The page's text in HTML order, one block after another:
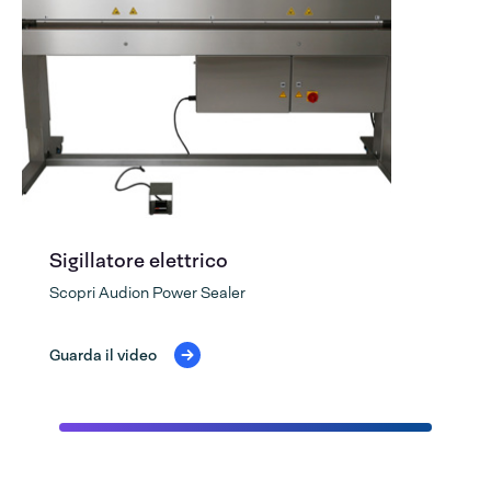
Sigillatore elettrico
Scopri Audion Power Sealer
Guarda il video